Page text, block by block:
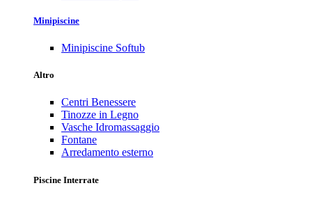
Minipiscine
Minipiscine Softub
Altro
Centri Benessere
Tinozze in Legno
Vasche Idromassaggio
Fontane
Arredamento esterno
Piscine Interrate